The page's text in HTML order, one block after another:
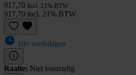
917,70 Incl. 21% BTW
917,70 incl. 21% BTW
10+ werkdagen
Raalte: Niet voorradig